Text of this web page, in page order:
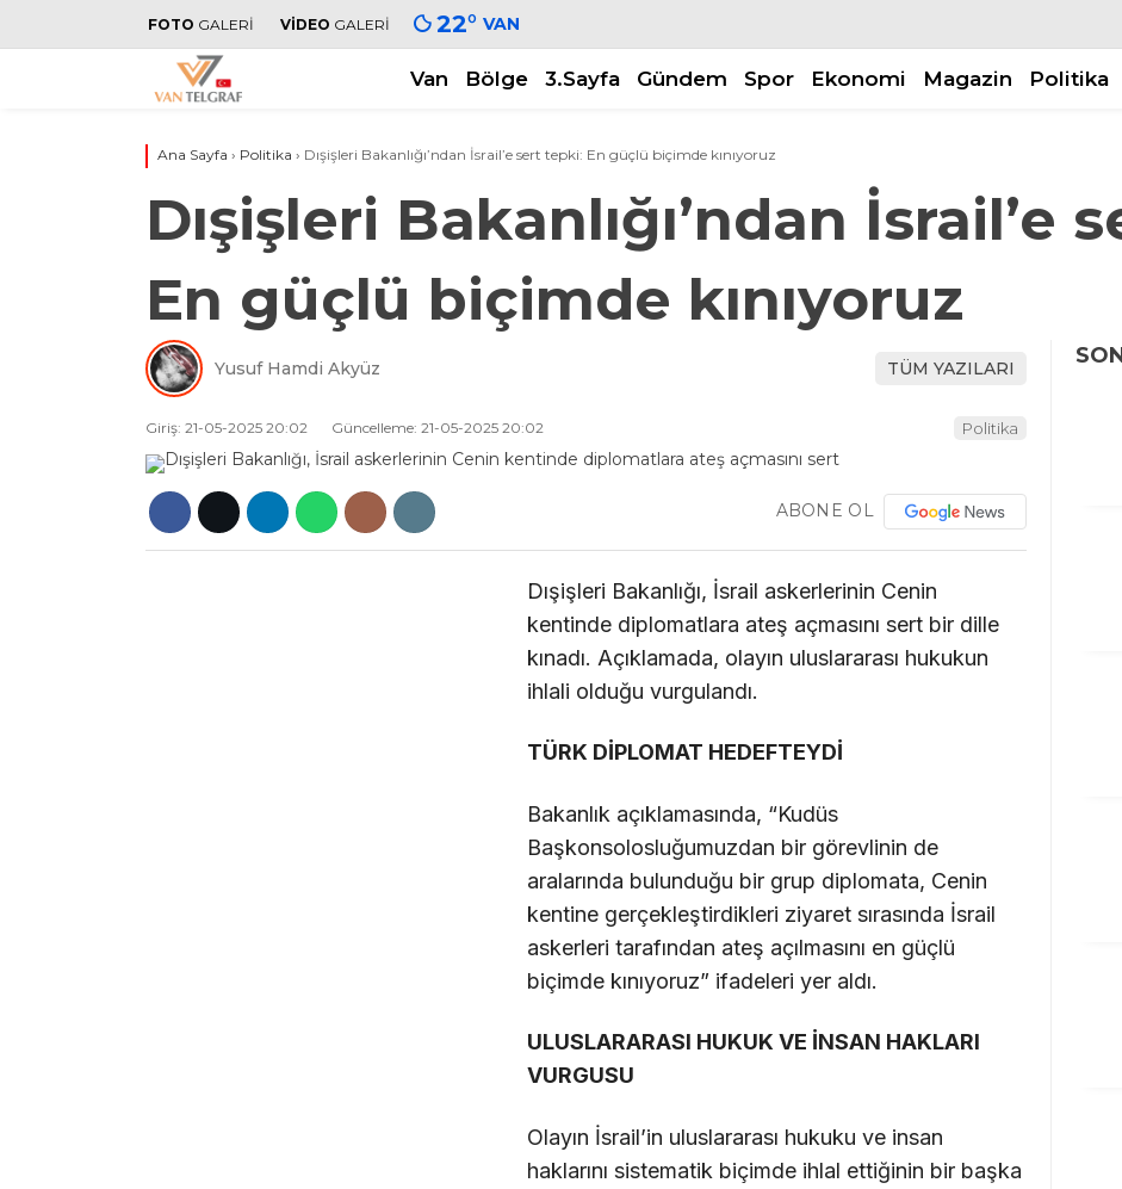
FOTO GALERİ VİDEO GALERİ 22° VAN
Van Bölge 3.Sayfa Gündem Spor Ekonomi Magazin Politika
Ana Sayfa › Politika › Dışişleri Bakanlığı’ndan İsrail’e sert tepki: En güçlü biçimde kınıyoruz
Dışişleri Bakanlığı’ndan İsrail’e
En güçlü biçimde kınıyoruz
Yusuf Hamdi Akyüz TÜM YAZILARI
Giriş: 21-05-2025 20:02 Güncelleme: 21-05-2025 20:02 Politika
ABONE OL
Dışişleri Bakanlığı, İsrail askerlerinin Cenin
kentinde diplomatlara ateş açmasını sert bir dille
kınadı. Açıklamada, olayın uluslararası hukukun
ihlali olduğu vurgulandı.
TÜRK DİPLOMAT HEDEFTEYDİ
Bakanlık açıklamasında, “Kudüs
Başkonsolosluğumuzdan bir görevlinin de
aralarında bulunduğu bir grup diplomata, Cenin
kentine gerçekleştirdikleri ziyaret sırasında İsrail
askerleri tarafından ateş açılmasını en güçlü
biçimde kınıyoruz” ifadeleri yer aldı.
ULUSLARARASI HUKUK VE İNSAN HAKLARI
VURGUSU
Olayın İsrail’in uluslararası hukuku ve insan
haklarını sistematik biçimde ihlal ettiğinin bir başka